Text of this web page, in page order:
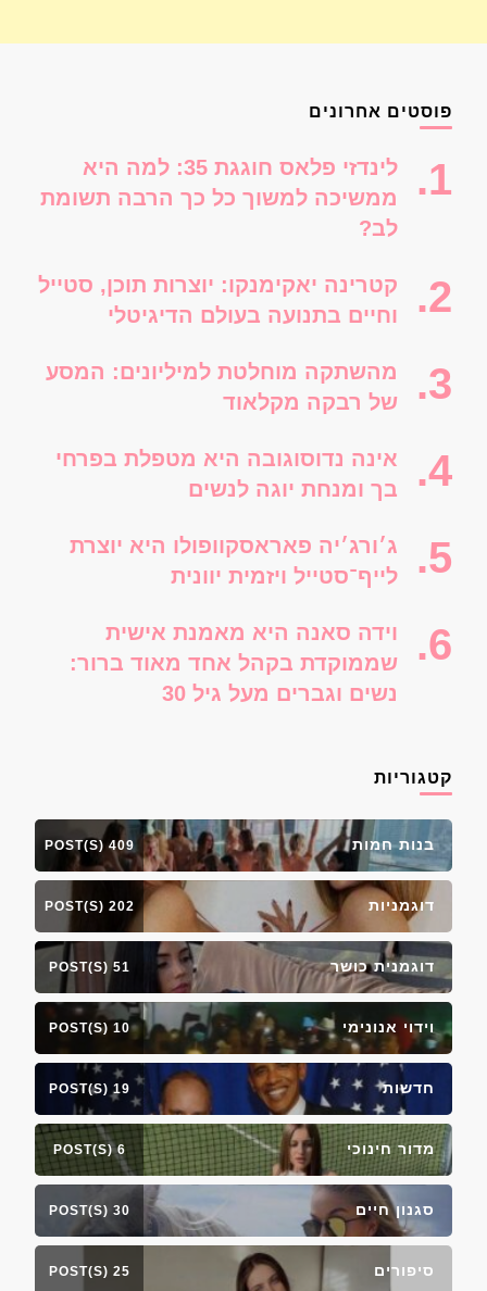
פוסטים אחרונים
לינדזי פלאס חוגגת 35: למה היא
ממשיכה למשוך כל כך הרבה תשומת
לב?
קטרינה יאקימנקו: יוצרות תוכן, סטייל
וחיים בתנועה בעולם הדיגיטלי
מהשתקה מוחלטת למיליונים: המסע
של רבקה מקלאוד
אינה נדוסוגובה היא מטפלת בפרחי
בך ומנחת יוגה לנשים
ג׳ורג׳יה פאראסקוופולו היא יוצרת
לייף־סטייל ויזמית יוונית
וידה סאנה היא מאמנת אישית
שממוקדת בקהל אחד מאוד ברור:
נשים וגברים מעל גיל 30
קטגוריות
בנות חמות 409 POST(S)
דוגמניות 202 POST(S)
דוגמנית כושר 51 POST(S)
וידוי אנונימי 10 POST(S)
חדשות 19 POST(S)
מדור חינוכי 6 POST(S)
סגנון חיים 30 POST(S)
סיפורים 25 POST(S)